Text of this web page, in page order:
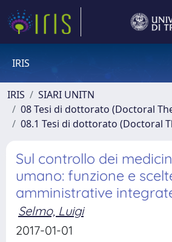
IRIS
IRIS
SIARI UNITN
08 Tesi di dottorato (Doctoral
08.1 Tesi di dottorato (Doctoral
Sul controllo dei
umano: funzione e
amministrative
Selmo, Luigi
2017-01-01